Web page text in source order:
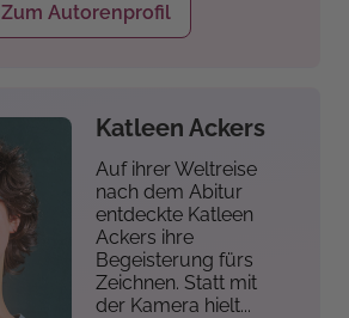
Zum Autorenprofil
Katleen Ackers
Auf ihrer Weltreise
nach dem Abitur
entdeckte Katleen
Ackers ihre
Begeisterung fürs
Zeichnen. Statt mit
der Kamera hielt...